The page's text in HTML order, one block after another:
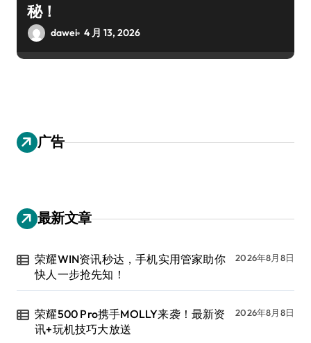
秘！
dawei 4 月 13, 2026
广告
最新文章
荣耀WIN资讯秒达，手机实用管家助你
快人一步抢先知！
2026年8月8日
荣耀500 Pro携手MOLLY来袭！最新资
讯+玩机技巧大放送
2026年8月8日